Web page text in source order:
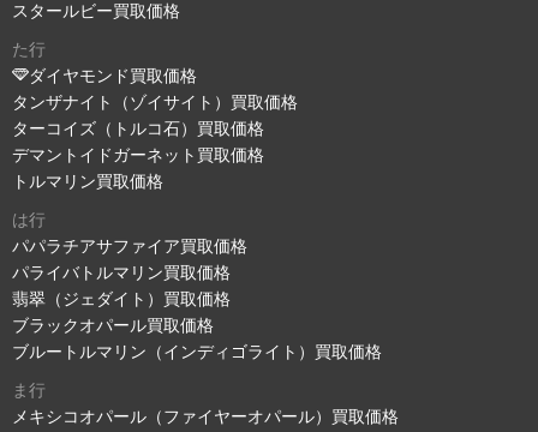
スタールビー買取価格
た行
ダイヤモンド買取価格
タンザナイト（ゾイサイト）買取価格
ターコイズ（トルコ石）買取価格
デマントイドガーネット買取価格
トルマリン買取価格
は行
パパラチアサファイア買取価格
パライバトルマリン買取価格
翡翠（ジェダイト）買取価格
ブラックオパール買取価格
ブルートルマリン（インディゴライト）買取価格
ま行
メキシコオパール（ファイヤーオパール）買取価格